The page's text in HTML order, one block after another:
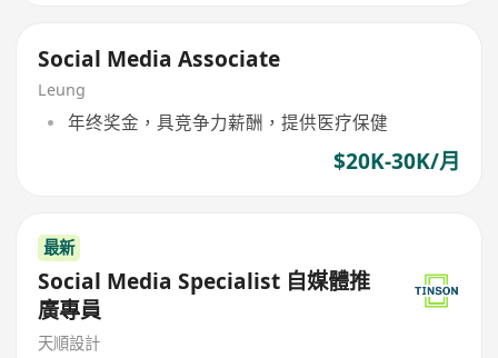
Social Media Associate
Leung
年终奖金，具竞争力薪酬，提供医疗保健
$20K-30K/月
最新
Social Media Specialist 自媒體推
廣專員
天順設計